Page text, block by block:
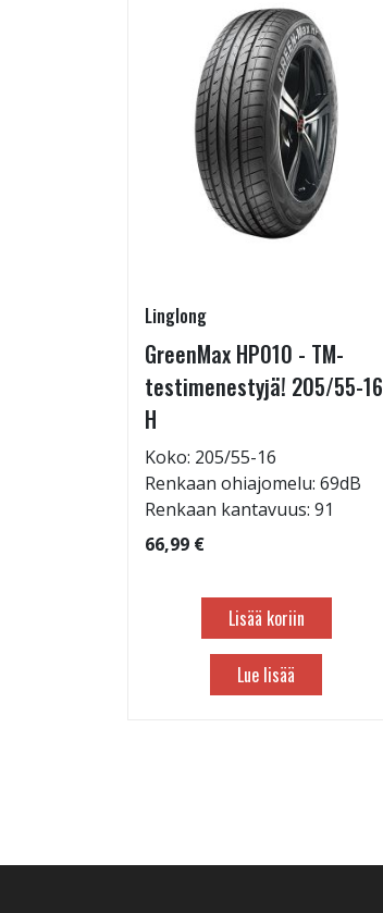
Linglong
GreenMax HP010 - TM-
testimenestyjä! 205/55-16
H
Koko: 205/55-16
Renkaan ohiajomelu: 69dB
Renkaan kantavuus: 91
66,99 €
Lisää koriin
Lue lisää